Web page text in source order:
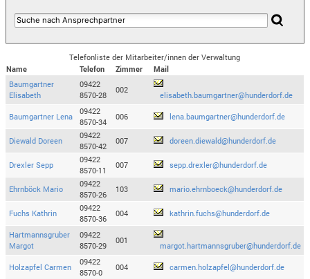
Telefonliste der Mitarbeiter/innen der Verwaltung
Name
Telefon Zimmer
Mail
Baumgartner
Elisabeth
09422
8570-28
002
elisabeth.baumgartner@hunderdorf.de
Baumgartner Lena
09422
8570-34
006 lena.baumgartner@hunderdorf.de
Diewald Doreen
09422
8570-42
007 doreen.diewald@hunderdorf.de
Drexler Sepp
09422
8570-11
007 sepp.drexler@hunderdorf.de
Ehrnböck Mario
09422
8570-26
103 mario.ehrnboeck@hunderdorf.de
Fuchs Kathrin
09422
8570-36
004 kathrin.fuchs@hunderdorf.de
Hartmannsgruber
Margot
09422
8570-29
001
margot.hartmannsgruber@hunderdorf.de
Holzapfel Carmen
09422
8570-0
004 carmen.holzapfel@hunderdorf.de